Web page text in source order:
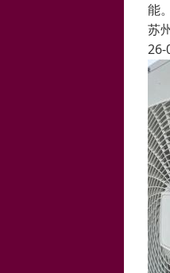
能
苏
26-